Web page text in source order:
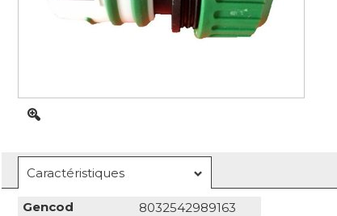
Caractéristiques
Gencod 8032542989163